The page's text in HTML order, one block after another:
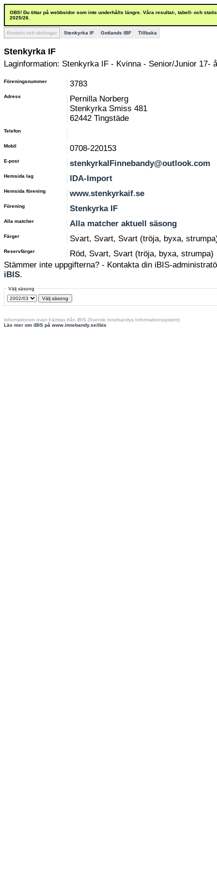
OBS! Du tittar på webbsidor som inte underhålls längre. Våra resultat-, tabell- och
2025/26.
Kontakt och tävlingar Stenkyrka IF Gotlands IBF Tillbaka
Stenkyrka IF
Laginformation: Stenkyrka IF - Kvinna - Senior/Junior 17-
Föreningsnummer 3783
Adress
Pernilla Norberg
Stenkyrka Smiss 481
62442 Tingstäde
Telefon
Mobil 0708-220153
E-post stenkyrkaIFinnebandy@outlook.com
Hemsida lag IDA-Import
Hemsida förening www.stenkyrkaif.se
Förening Stenkyrka IF
Alla matcher Alla matcher aktuell säsong
Färger Svart, Svart, Svart (tröja, byxa,
Reservfärger
Röd, Svart, Svart (tröja, byxa, strumpa)
Stämmer inte uppgifterna? - Kontakta din iBIS-
iBIS.
Välj säsong
Informationen ovan hämtas från iBIS (Svensk Innebandys Informationssystem)
Läs mer om iBIS på www.innebandy.se/ibis